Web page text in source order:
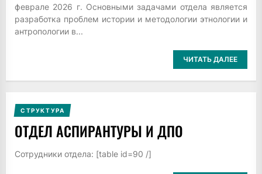
феврале 2026 г. Основными задачами отдела является
разработка проблем истории и методологии этнологии и
антропологии в...
ЧИТАТЬ ДАЛЕЕ
СТРУКТУРА
ОТДЕЛ АСПИРАНТУРЫ И ДПО
Сотрудники отдела: [table id=90 /]